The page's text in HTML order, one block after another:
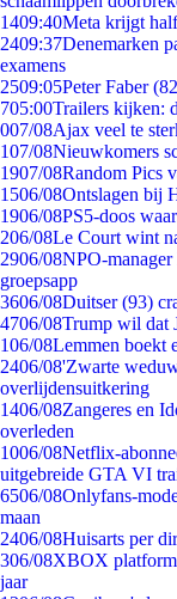
1409:40Meta krijgt
2409:37Denemarken
examens
2509:05Peter Faber
705:00Trailers kijken:
007/08Ajax veel te
107/08Nieuwkomers
1907/08Random Pics
1506/08Ontslagen bij
1906/08PS5-doos
206/08Le Court wint
2906/08NPO-
groepsapp
3606/08Duitser (93)
4706/08Trump wil dat
106/08Lemmen boekt
2406/08'Zwarte
overlijdensuitkering
1406/08Zangeres en
overleden
1006/08Netflix-
uitgebreide GTA VI
6506/08Onlyfans-
maan
2406/08Huisarts per
306/08XBOX
jaar